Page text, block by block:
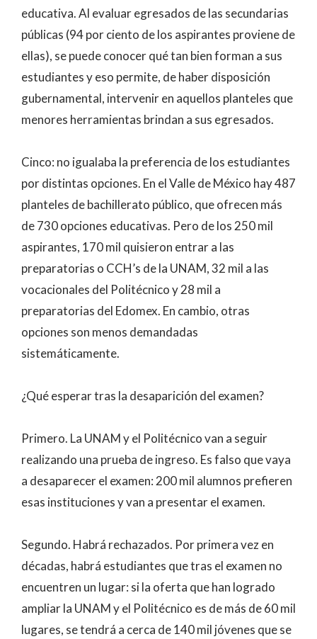
educativa. Al evaluar egresados de las secundarias
públicas (94 por ciento de los aspirantes proviene de
ellas), se puede conocer qué tan bien forman a sus
estudiantes y eso permite, de haber disposición
gubernamental, intervenir en aquellos planteles que
menores herramientas brindan a sus egresados.
Cinco: no igualaba la preferencia de los estudiantes
por distintas opciones. En el Valle de México hay 487
planteles de bachillerato público, que ofrecen más
de 730 opciones educativas. Pero de los 250 mil
aspirantes, 170 mil quisieron entrar a las
preparatorias o CCH’s de la UNAM, 32 mil a las
vocacionales del Politécnico y 28 mil a
preparatorias del Edomex. En cambio, otras
opciones son menos demandadas
sistemáticamente.
¿Qué esperar tras la desaparición del examen?
Primero. La UNAM y el Politécnico van a seguir
realizando una prueba de ingreso. Es falso que vaya
a desaparecer el examen: 200 mil alumnos prefieren
esas instituciones y van a presentar el examen.
Segundo. Habrá rechazados. Por primera vez en
décadas, habrá estudiantes que tras el examen no
encuentren un lugar: si la oferta que han logrado
ampliar la UNAM y el Politécnico es de más de 60 mil
lugares, se tendrá a cerca de 140 mil jóvenes que se